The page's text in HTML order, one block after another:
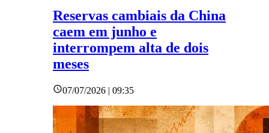
Reservas cambiais da China
caem em junho e
interrompem alta de dois
meses
07/07/2026 | 09:35